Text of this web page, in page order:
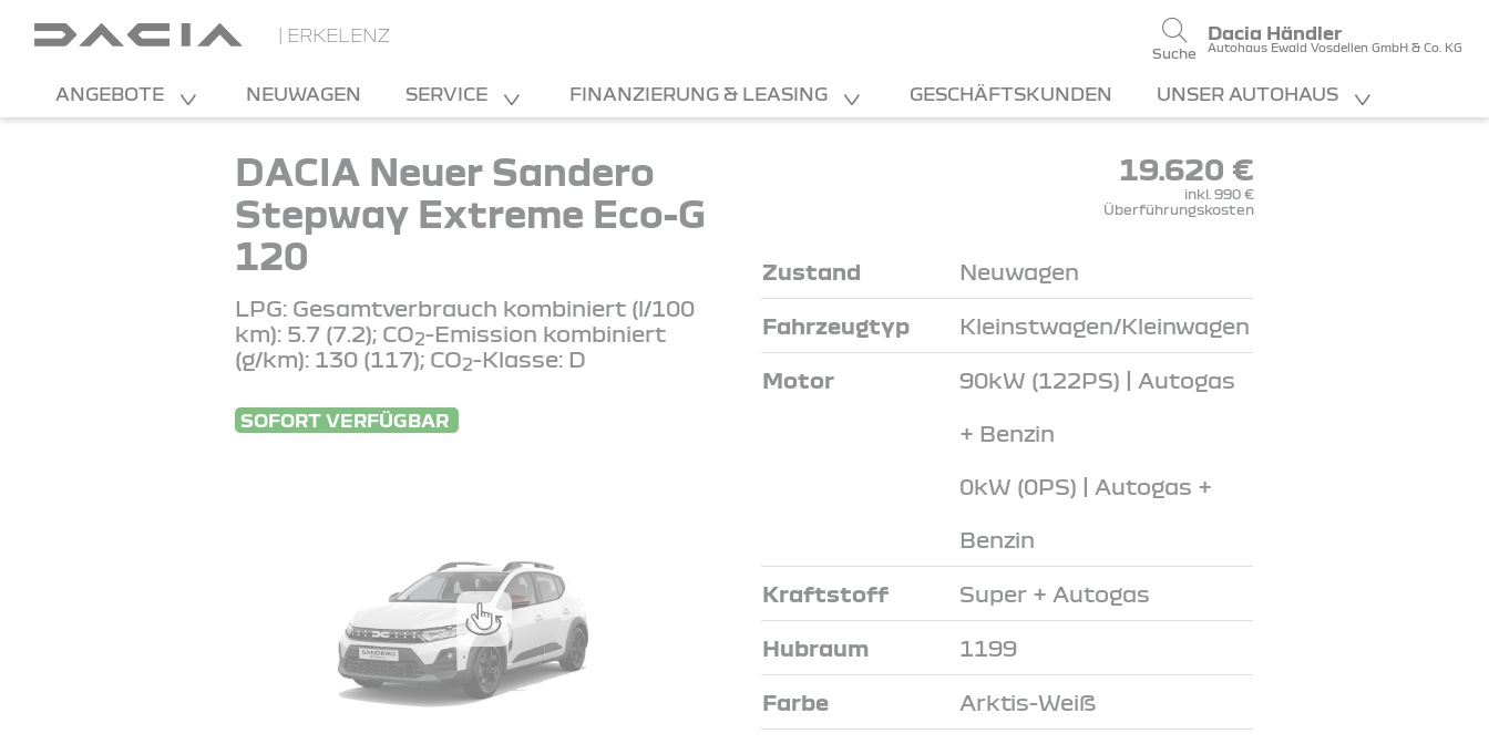
| ERKELENZ
Suche
Dacia Händler
Autohaus Ewald Vosdellen GmbH & Co. KG
ANGEBOTE NEUWAGEN SERVICE FINANZIERUNG & LEASING GESCHÄFTSKUNDEN UNSER AUTOHAUS
DACIA Neuer Sandero
Stepway Extreme Eco-G
120
LPG: Gesamtverbrauch kombiniert (l/100
km): 5.7 (7.2); CO2-Emission kombiniert
(g/km): 130 (117); CO2-Klasse: D
SOFORT VERFÜGBAR
19.620 €
inkl. 990 €
Überführungskosten
Zustand Neuwagen
Fahrzeugtyp Kleinstwagen/Kleinwagen
Motor 90kW (122PS) | Autogas
+ Benzin
0kW (0PS) | Autogas +
Benzin
Kraftstoff Super + Autogas
Hubraum 1199
Farbe Arktis-Weiß